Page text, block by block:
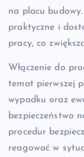
na placu
praktyczne i
pracy, co
Włączenie do
temat pierwszej
wypadku oraz
bezpieczeństwo
procedur
reagować w